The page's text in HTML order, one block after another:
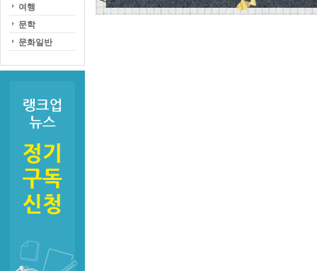
여행
문학
문화일반